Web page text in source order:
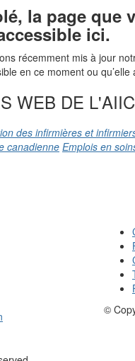
la page que
ici.
récemment mis à jour
en ce moment ou qu’elle
WEB DE L'AIIC
des infirmières et
canadienne Emplois en
©